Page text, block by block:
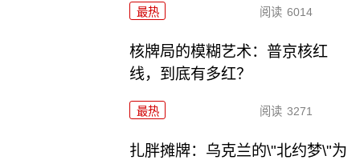
最热 阅读 6014
核牌局的模糊艺术：普京核红
线，到底有多红？
最热 阅读 3271
扎胖摊牌：乌克兰的\"北约梦\"为